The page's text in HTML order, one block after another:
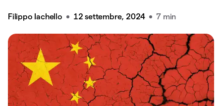
Filippo Iachello 12 settembre, 2024 7 min